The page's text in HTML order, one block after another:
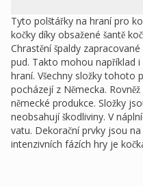
Tyto polštářky na hraní pro
kočky díky obsažené šantě
Chrastění špaldy
pud. Takto mohou například
hraní. Všechny složky tohoto
pocházejí z Německa.
německé produkce. Složky
neobsahují škodliviny. V
vatu. Dekorační prvky jsou
intenzivních fázích hry je